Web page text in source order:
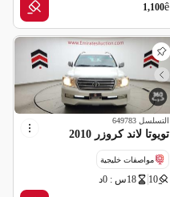
ê
1,100
التسلسل 649783
تويوتا لاند كروزر 2010
مواصفات خليجية
10 18س : 0د